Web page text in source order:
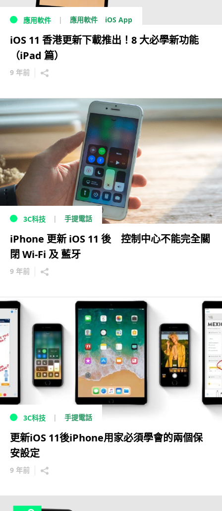
應用軟件 應用軟件 iOS App
iOS 11 香港更新下載推出！8 大必學新功能
（iPad 篇）
9 年前
3C科技 手提電話
iPhone 更新 iOS 11 後 控制中心不能完全關
閉 Wi-Fi 及 藍牙
9 年前
3C科技 手提電話
更新iOS 11後iPhone用家必須學會的兩個保
安設定
9 年前